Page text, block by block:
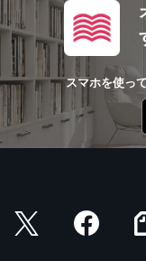
スマホを使っ